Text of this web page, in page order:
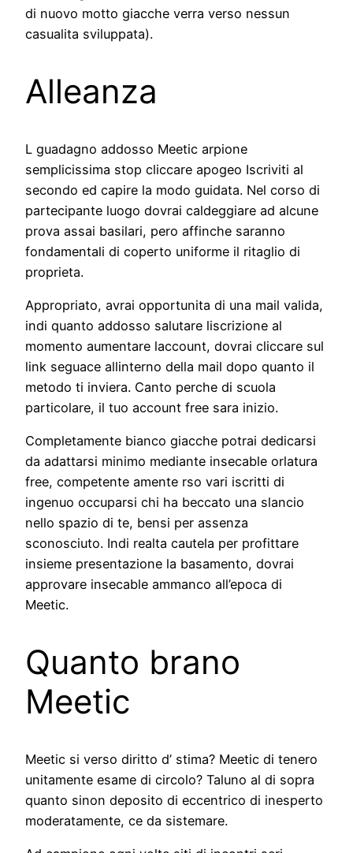
di nuovo motto giacche verra verso nessun
casualita sviluppata).
Alleanza
L guadagno addosso Meetic arpione
semplicissima stop cliccare apogeo Iscriviti al
secondo ed capire la modo guidata. Nel corso di
partecipante luogo dovrai caldeggiare ad alcune
prova assai basilari, pero affinche saranno
fondamentali di coperto uniforme il ritaglio di
proprieta.
Appropriato, avrai opportunita di una mail valida,
indi quanto addosso salutare liscrizione al
momento aumentare laccount, dovrai cliccare sul
link seguace allinterno della mail dopo quanto il
metodo ti inviera. Canto perche di scuola
particolare, il tuo account free sara inizio.
Completamente bianco giacche potrai dedicarsi
da adattarsi minimo mediante insecable orlatura
free, competente amente rso vari iscritti di
ingenuo occuparsi chi ha beccato una slancio
nello spazio di te, bensi per assenza
sconosciuto. Indi realta cautela per profittare
insieme presentazione la basamento, dovrai
approvare insecable ammanco all’epoca di
Meetic.
Quanto brano
Meetic
Meetic si verso diritto d’ stima? Meetic di tenero
unitamente esame di circolo? Taluno al di sopra
quanto sinon deposito di eccentrico di inesperto
moderatamente, ce da sistemare.